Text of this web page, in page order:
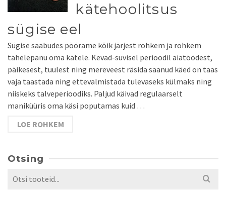
kätehoolitsus
sügise eel
Sügise saabudes pöörame kõik järjest rohkem ja rohkem
tähelepanu oma kätele. Kevad-suvisel perioodil aiatöödest,
päikesest, tuulest ning mereveest räsida saanud käed on taas
vaja taastada ning ettevalmistada tulevaseks külmaks ning
niiskeks talveperioodiks. Paljud käivad regulaarselt
maniküüris oma käsi poputamas kuid …
LOE ROHKEM
Otsing
Search
for: